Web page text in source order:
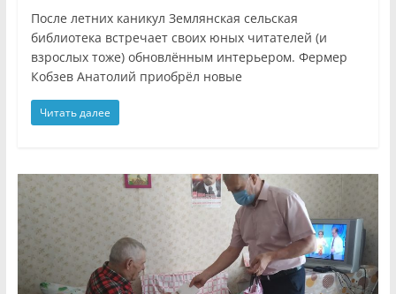
После летних каникул Землянская сельская
библиотека встречает своих юных читателей (и
взрослых тоже) обновлённым интерьером. Фермер
Кобзев Анатолий приобрёл новые
Читать далее